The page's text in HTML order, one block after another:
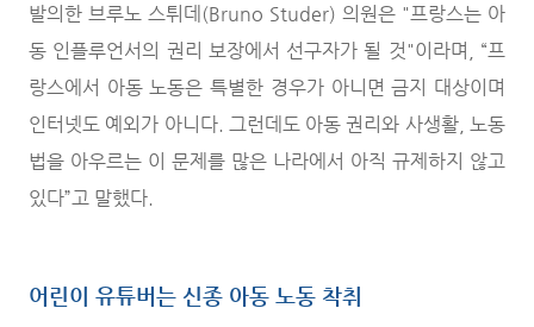
발의한 브루노 스튀데(Bruno Studer) 의원은 "프랑스는 아
동 인플루언서의 권리 보장에서 선구자가 될 것"이라며, “프
랑스에서 아동 노동은 특별한 경우가 아니면 금지 대상이며
인터넷도 예외가 아니다. 그런데도 아동 권리와 사생활, 노동
법을 아우르는 이 문제를 많은 나라에서 아직 규제하지 않고
있다”고 말했다.
어린이 유튜버는 신종 아동 노동 착취